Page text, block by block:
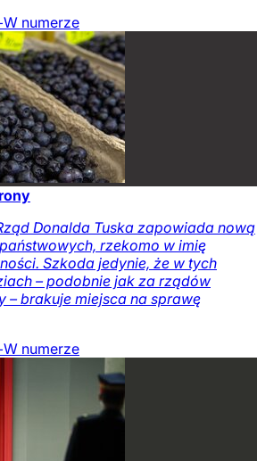
W numerze
Donalda Tuska zapowiada nową
rzekomo w imię
Szkoda jedynie, że w tych
– podobnie jak za rządów
– brakuje miejsca na sprawę
W numerze